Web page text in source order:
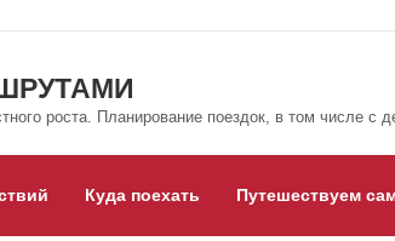
роста. Планирование поездок, в том числе с
Куда поехать Путешествуем